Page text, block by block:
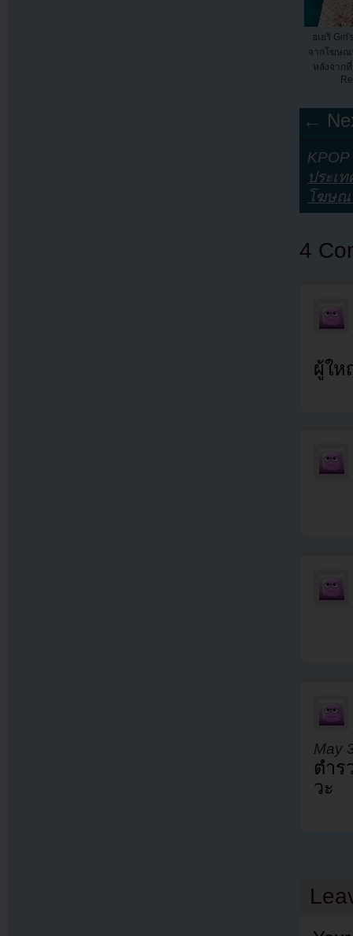
ฮเยริ
จากโฆษณ
หลังจากที่
←
ประเท
โฆษณ
4
ผู้ให
May
ตำร
วะ